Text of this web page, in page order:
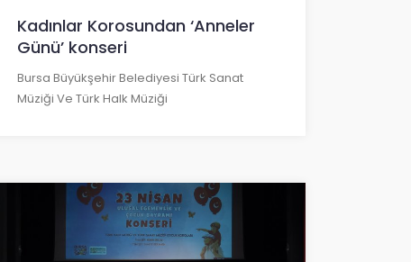
Kadınlar Korosundan ‘Anneler
Günü’ konseri
Bursa Büyükşehir Belediyesi Türk Sanat
Müziği Ve Türk Halk Müziği